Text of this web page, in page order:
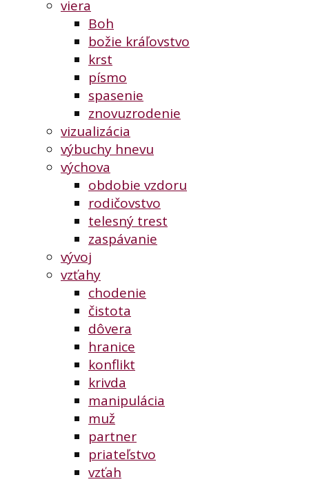
viera
Boh
božie kráľovstvo
krst
písmo
spasenie
znovuzrodenie
vizualizácia
výbuchy hnevu
výchova
obdobie vzdoru
rodičovstvo
telesný trest
zaspávanie
vývoj
vzťahy
chodenie
čistota
dôvera
hranice
konflikt
krivda
manipulácia
muž
partner
priateľstvo
vzťah